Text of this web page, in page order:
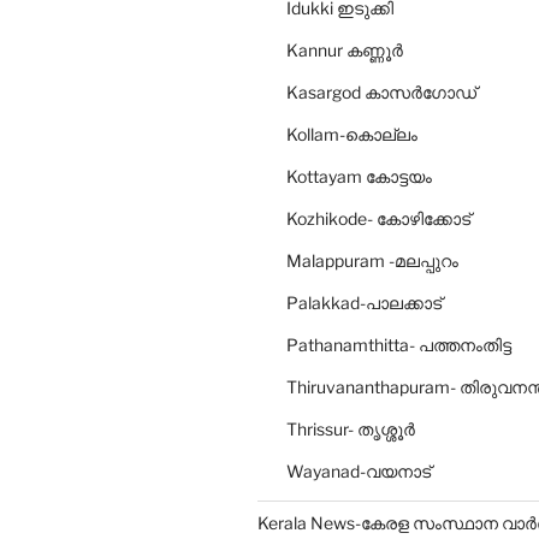
Idukki ഇടുക്കി
Kannur കണ്ണൂര്‍
Kasargod കാസര്‍ഗോഡ്‌
Kollam-കൊല്ലം
Kottayam കോട്ടയം
Kozhikode- കോഴിക്കോട്‌
Malappuram -മലപ്പുറം
Palakkad-പാലക്കാട്‌
Pathanamthitta- പത്തനംതിട്ട
Thiruvananthapuram-
Thrissur- തൃശ്ശൂര്‍
Wayanad-വയനാട്‌
Kerala News-കേരള സംസ്ഥാന